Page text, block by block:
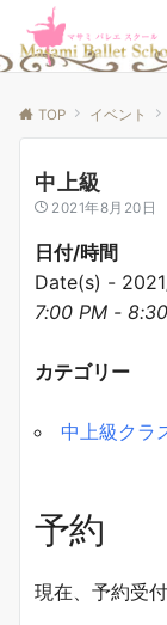
TOP イベント
中上級
2021年8月20日
日付/時間
Date(s) -
7:00 PM -
カテゴリー
中上級クラ
予約
現在、予約受